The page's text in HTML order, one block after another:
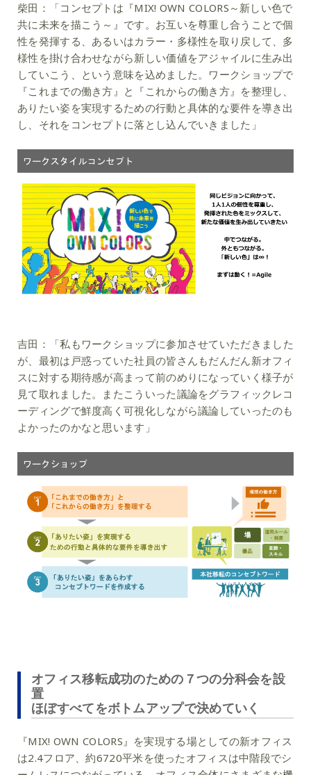
柴田：
「コンセプトは『MIX! OWN COLORS～新しい色で
共に未来を描こう～』です。お互いを尊重し合うことで個
性を発揮する、あるいはカラー・多様性を取り戻して、多
様性を掛け合わせながら新しい価値をアジャイルに生み出
していこう、という意味を込めました。ワークショップで
『これまでの働き方』と『これからの働き方』を整理し、
ありたい姿を実現するための行動と具体的な要件を導き出
し、それをコンセプトに落とし込んでいきました」
吉田：
「私もワークショップに参加させていただきました
が、最初は戸惑っていた社員の皆さんもだんだん新オフィ
スに対する期待感が高まって前のめりになっていく様子が
見て取れました。またこういった議論をグラフィックレコ
ーディングで鮮度高く可視化しながら議論していったのも
よかったのかなと思います」
オフィス移転成功のための７つの分科会を設
置
ほぼすべてをボトムアップで決めていく
『MIX! OWN COLORS』を実現する場としての新オフィス
は2.4フロア、約6720平米を使ったオフィスは中階段でシ